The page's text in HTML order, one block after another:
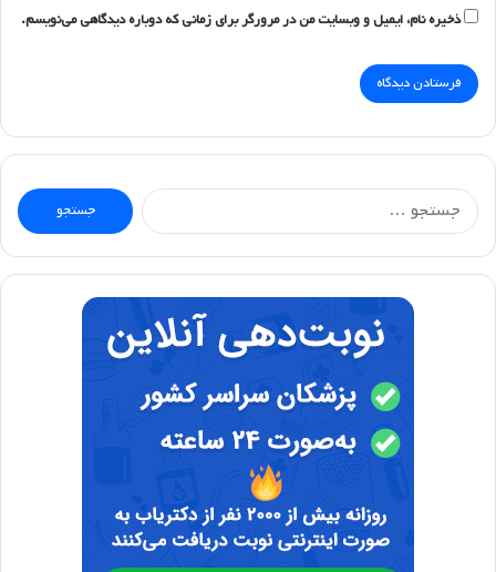
ذخیره نام، ایمیل و وبسایت من در مرورگر برای زمانی که دوباره دیدگاهی می‌نویسم.
جستجو
برای: